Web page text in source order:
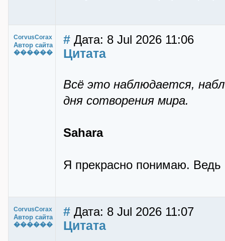
CorvusCorax
Автор сайта
������
# Дата: 8 Jul 2026 11:06
Цитата
Всё это наблюдается,
дня сотворения мира.
Sahara
Я прекрасно понимаю. Ведь
CorvusCorax
Автор сайта
������
# Дата: 8 Jul 2026 11:07
Цитата